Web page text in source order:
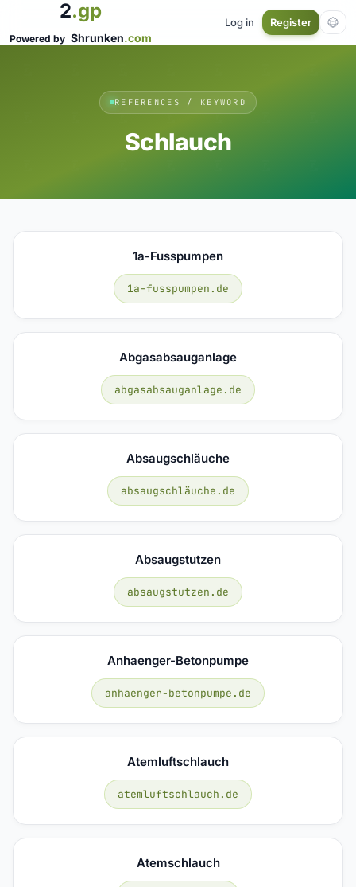
2.gp
Powered by Shrunken.com
Log in Register
REFERENCES / KEYWORD
Schlauch
1a-Fusspumpen
1a-fusspumpen.de
Abgasabsauganlage
abgasabsauganlage.de
Absaugschläuche
absaugschläuche.de
Absaugstutzen
absaugstutzen.de
Anhaenger-Betonpumpe
anhaenger-betonpumpe.de
Atemluftschlauch
atemluftschlauch.de
Atemschlauch